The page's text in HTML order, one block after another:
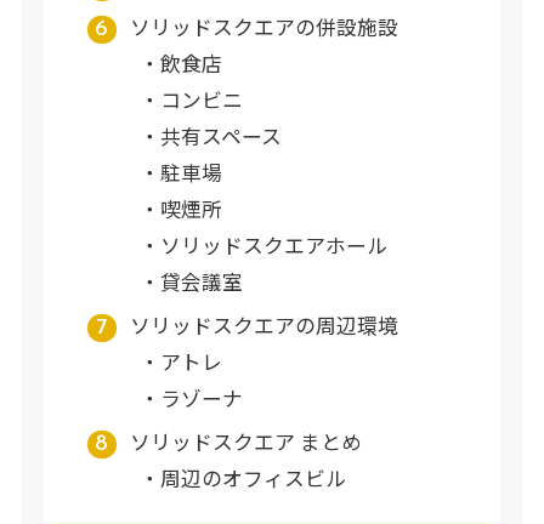
ソリッドスクエアの併設施設
飲食店
コンビニ
共有スペース
駐車場
喫煙所
ソリッドスクエアホール
貸会議室
ソリッドスクエアの周辺環境
アトレ
ラゾーナ
ソリッドスクエア まとめ
周辺のオフィスビル